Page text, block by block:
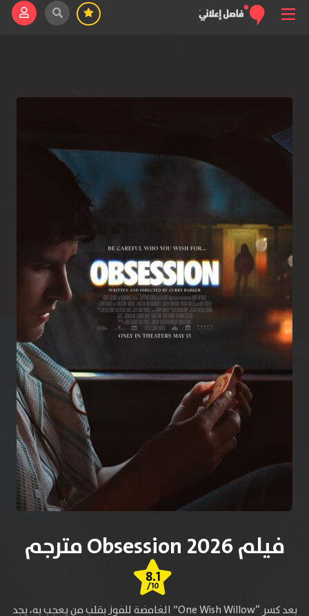
فيلم Obsession 2026 مترجم
8.1
/10
بعد كسر “One Wish Willow” الغامضة للفوز بقلب من يعجب به، يجد